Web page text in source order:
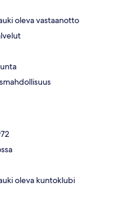
oleva vastaanotto
oleva kuntoklubi